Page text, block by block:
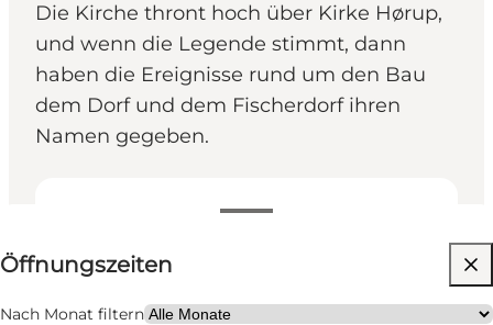
Die Kirche thront hoch über Kirke Hørup,
und wenn die Legende stimmt, dann
haben die Ereignisse rund um den Bau
dem Dorf und dem Fischerdorf ihren
Namen gegeben.
Öffnungszeiten anzeigen
Öffnungszeiten
Nach Monat filtern
Website besuchen
Freunde, Mein Partner, Mir selbst